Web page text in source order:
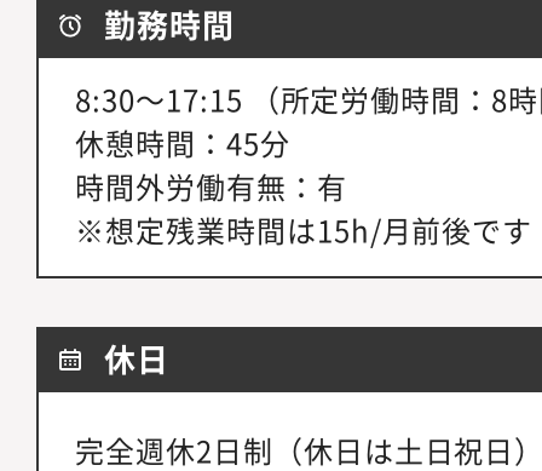
勤務時間
8:30～17:15 （所定労働時間：8
休憩時間：45分
時間外労働有無：有
※想定残業時間は15h/月前後です
休日
完全週休2日制（休日は土日祝日